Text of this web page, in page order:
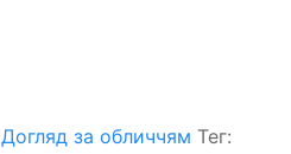
Догляд за обличчям Тег: